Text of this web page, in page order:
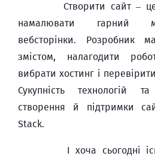
Створити сайт – це
намалювати гарний
вебсторінки. Розробник
змістом, налагодити
вибрати хостинг і
Сукупність технологій
створення й підтримки
Stack.
І хоча сьогодні існує